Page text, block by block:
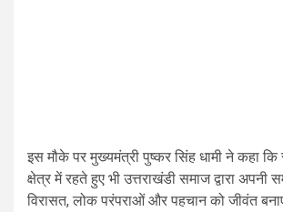
इस मौके पर मुख्यमंत्री पुष्कर सिंह धामी ने कहा कि
क्षेत्र में रहते हुए भी उत्तराखंडी समाज द्वारा अपनी
विरासत, लोक परंपराओं और पहचान को जीवंत